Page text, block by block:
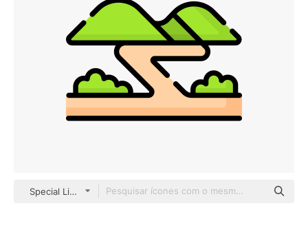
Special Lineal color